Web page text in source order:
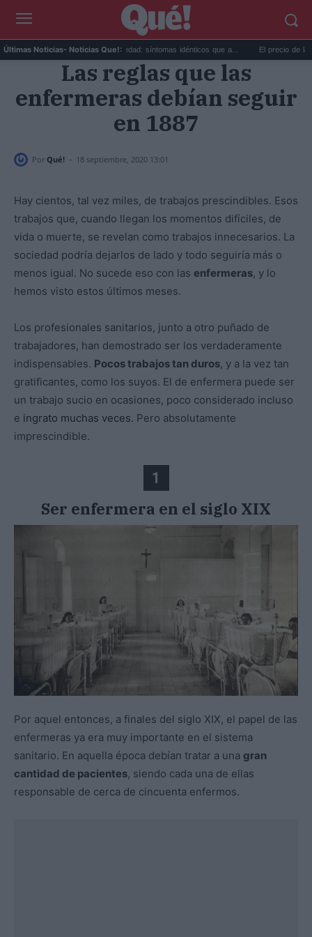
Últimas Noticias- Noticias Que!:
Calor extremo y ansiedad: síntomas idénticos que a... El precio de la
Las reglas que las
enfermeras debían seguir
en 1887
Por Qué! - 18 septiembre, 2020 13:01
Hay cientos, tal vez miles, de trabajos prescindibles. Esos
trabajos que, cuando llegan los momentos difíciles, de
vida o muerte, se revelan como trabajos innecesarios. La
sociedad podría dejarlos de lado y todo seguiría más o
menos igual. No sucede eso con las enfermeras, y lo
hemos visto estos últimos meses.
Los profesionales sanitarios, junto a otro puñado de
trabajadores, han demostrado ser los verdaderamente
indispensables. Pocos trabajos tan duros, y a la vez tan
gratificantes, como los suyos. El de enfermera puede ser
un trabajo sucio en ocasiones, poco considerado incluso
e ingrato muchas veces. Pero absolutamente
imprescindible.
1
Ser enfermera en el siglo XIX
Por aquel entonces, a finales del siglo XIX, el papel de las
enfermeras ya era muy importante en el sistema
sanitario. En aquella época debían tratar a una gran
cantidad de pacientes, siendo cada una de ellas
responsable de cerca de cincuenta enfermos.